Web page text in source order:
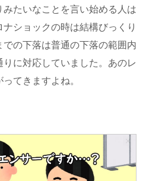
みたいなことを言い始める人は
ショックの時は結構びっくり
の下落は普通の下落の範囲内
に対応していました。あのレ
てきますよね。